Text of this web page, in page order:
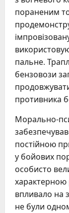
пораненим
пальне.
бензовози
противника
Морально-
постійною
у бойових
особисто
впливало на
не були